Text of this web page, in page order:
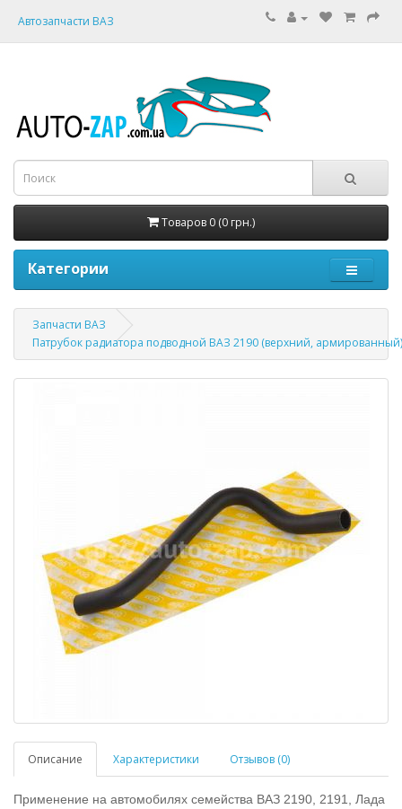
Автозапчасти ВАЗ
Товаров 0 (0 грн.)
Категории
Запчасти ВАЗ
Патрубок радиатора подводной ВАЗ 2190 (верхний,
Описание Характеристики Отзывов (0)
Применение на автомобилях семейства ВАЗ 2190, 2191, Лада